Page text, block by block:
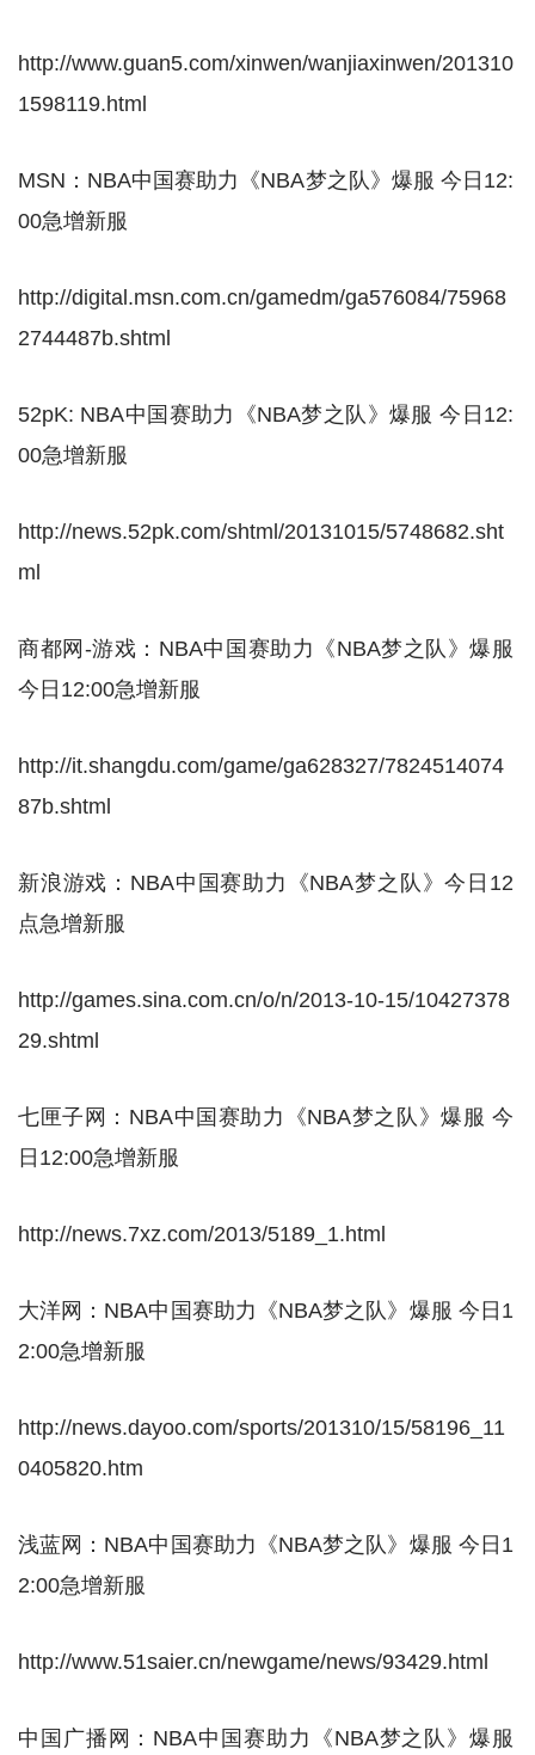
http://www.guan5.com/xinwen/wanjiaxinwen/201310
1598119.html
MSN：NBA中国赛助力《NBA梦之队》爆服 今日12:
00急增新服
http://digital.msn.com.cn/gamedm/ga576084/75968
2744487b.shtml
52pK: NBA中国赛助力《NBA梦之队》爆服 今日12:
00急增新服
http://news.52pk.com/shtml/20131015/5748682.sht
ml
商都网-游戏：NBA中国赛助力《NBA梦之队》爆服
今日12:00急增新服
http://it.shangdu.com/game/ga628327/7824514074
87b.shtml
新浪游戏：NBA中国赛助力《NBA梦之队》今日12
点急增新服
http://games.sina.com.cn/o/n/2013-10-15/10427378
29.shtml
七匣子网：NBA中国赛助力《NBA梦之队》爆服 今
日12:00急增新服
http://news.7xz.com/2013/5189_1.html
大洋网：NBA中国赛助力《NBA梦之队》爆服 今日1
2:00急增新服
http://news.dayoo.com/sports/201310/15/58196_11
0405820.htm
浅蓝网：NBA中国赛助力《NBA梦之队》爆服 今日1
2:00急增新服
http://www.51saier.cn/newgame/news/93429.html
中国广播网：NBA中国赛助力《NBA梦之队》爆服